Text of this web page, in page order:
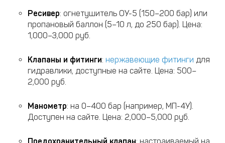
Ресивер: огнетушитель ОУ-5 (150–200 бар) или
пропановый баллон (5–10 л, до 250 бар). Цена:
1,000–3,000 руб.
Клапаны и фитинги: нержавеющие фитинги для
гидравлики, доступные на сайте. Цена: 500–
2,000 руб.
Манометр: на 0–400 бар (например, МП-4У).
Доступен на сайте. Цена: 2,000–5,000 руб.